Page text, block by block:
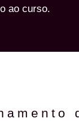
ao curso.